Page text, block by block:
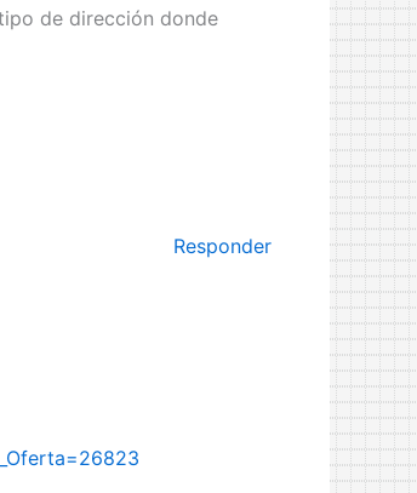
de dirección donde
Responder